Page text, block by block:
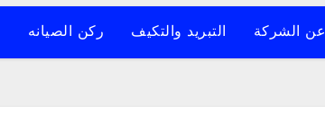
عن الشركة التبريد والتكيف ركن الصيانه